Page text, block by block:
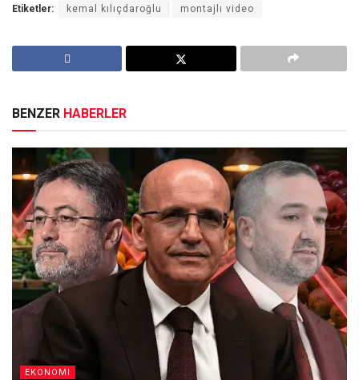
Etiketler: kemal kılıçdaroğlu montajlı video
BENZER HABERLER
EKONOMI